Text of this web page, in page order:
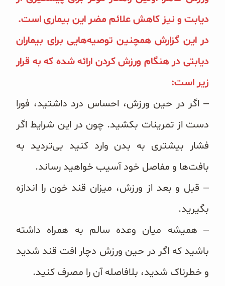
دیابت و نیز کاهش علائم مضر این بیماری است.
در این گزارش همچنین توصیه‌هایی برای بیماران
دیابتی در هنگام ورزش کردن ارائه شده که به قرار
زیر است:
– اگر در حین ورزش، احساس درد داشتید، فورا
دست از تمرینات بکشید. چون در این شرایط اگر
فشار بیشتری به بدن وارد کنید بی‌تردید به
بافت‌ها و مفاصل خود آسیب خواهید رساند.
– قبل و بعد از ورزش، میزان قند خون را اندازه
بگیرید.
– همیشه میان وعده سالم به همراه داشته
باشید که اگر در حین ورزش دچار افت قند شدید
و خطرناک شدید، بلافاصله آن را مصرف کنید.